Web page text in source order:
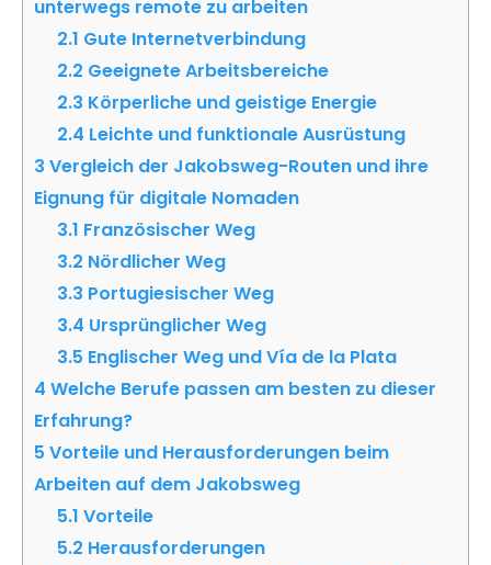
unterwegs remote zu arbeiten
2.1 Gute Internetverbindung
2.2 Geeignete Arbeitsbereiche
2.3 Körperliche und geistige Energie
2.4 Leichte und funktionale Ausrüstung
3 Vergleich der Jakobsweg-Routen und ihre
Eignung für digitale Nomaden
3.1 Französischer Weg
3.2 Nördlicher Weg
3.3 Portugiesischer Weg
3.4 Ursprünglicher Weg
3.5 Englischer Weg und Vía de la Plata
4 Welche Berufe passen am besten zu dieser
Erfahrung?
5 Vorteile und Herausforderungen beim
Arbeiten auf dem Jakobsweg
5.1 Vorteile
5.2 Herausforderungen